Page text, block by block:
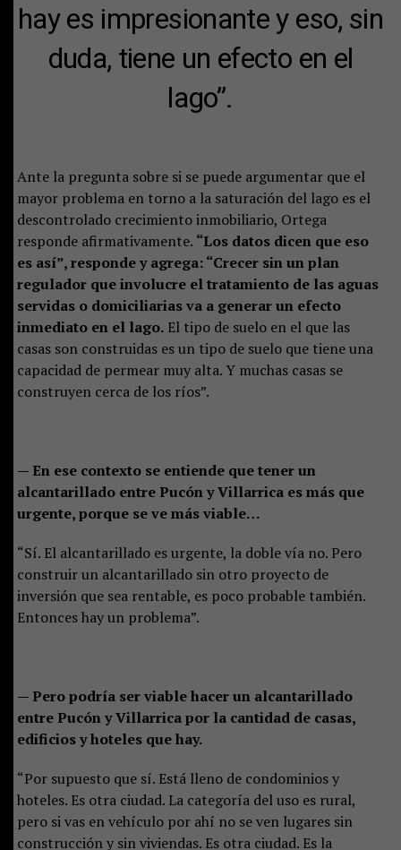
hay es impresionante y eso, sin
duda, tiene un efecto en el
lago”.
Ante la pregunta sobre si se puede argumentar que el
mayor problema en torno a la saturación del lago es el
descontrolado crecimiento inmobiliario, Ortega
responde afirmativamente. “Los datos dicen que eso
es así”, responde y agrega: “Crecer sin un plan
regulador que involucre el tratamiento de las aguas
servidas o domiciliarias va a generar un efecto
inmediato en el lago.El tipo de suelo en el que las
casas son construidas es un tipo de suelo que tiene una
capacidad de permear muy alta. Y muchas casas se
construyen cerca de los ríos”.
— En ese contexto se entiende que tener un
alcantarillado entre Pucón y Villarrica es más que
urgente, porque se ve más viable…
“Sí. El alcantarillado es urgente, la doble vía no. Pero
construir un alcantarillado sin otro proyecto de
inversión que sea rentable, es poco probable también.
Entonces hay un problema”.
— Pero podría ser viable hacer un alcantarillado
entre Pucón y Villarrica por la cantidad de casas,
edificios y hoteles que hay.
“Por supuesto que sí. Está lleno de condominios y
hoteles. Es otra ciudad. La categoría del uso es rural,
pero si vas en vehículo por ahí no se ven lugares sin
construcción y sin viviendas. Es otra ciudad. Es la